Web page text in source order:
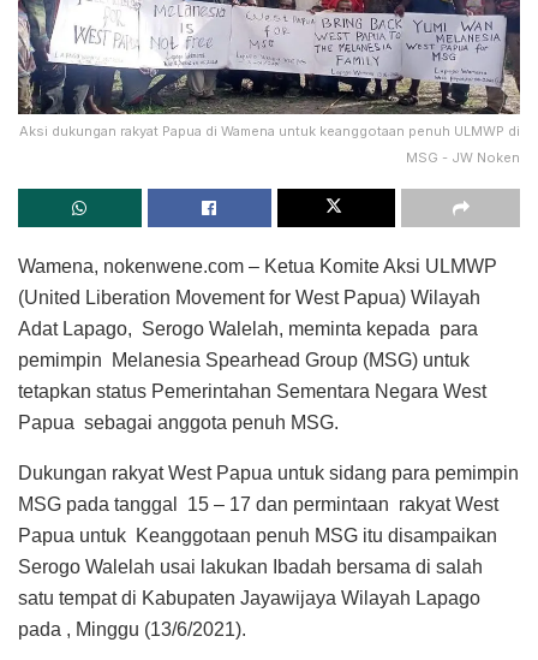
Aksi dukungan rakyat Papua di Wamena untuk keanggotaan penuh ULMWP di
MSG - JW Noken
Wamena, nokenwene.com – Ketua Komite Aksi ULMWP
(United Liberation Movement for West Papua) Wilayah
Adat Lapago, Serogo Walelah, meminta kepada para
pemimpin Melanesia Spearhead Group (MSG) untuk
tetapkan status Pemerintahan Sementara Negara West
Papua sebagai anggota penuh MSG.
Dukungan rakyat West Papua untuk sidang para pemimpin
MSG pada tanggal 15 – 17 dan permintaan rakyat West
Papua untuk Keanggotaan penuh MSG itu disampaikan
Serogo Walelah usai lakukan Ibadah bersama di salah
satu tempat di Kabupaten Jayawijaya Wilayah Lapago
pada , Minggu (13/6/2021).